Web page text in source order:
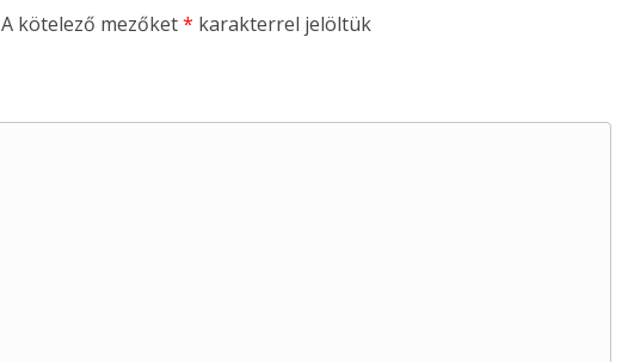
A kötelező mezőket* karakterrel jelöltük